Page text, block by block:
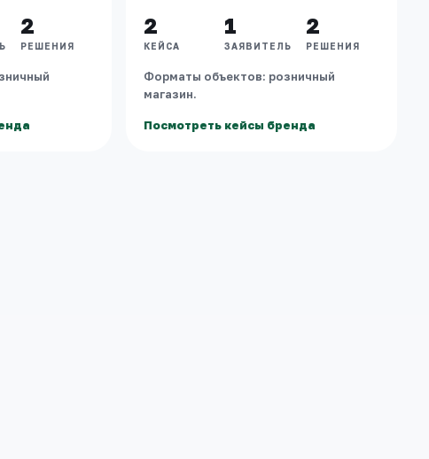
2
РЕШЕНИЯ
2
КЕЙСА
1
ЗАЯВИТЕЛЬ
2
РЕШЕНИЯ
Форматы объектов: розничный
магазин.
Посмотреть кейсы бренда